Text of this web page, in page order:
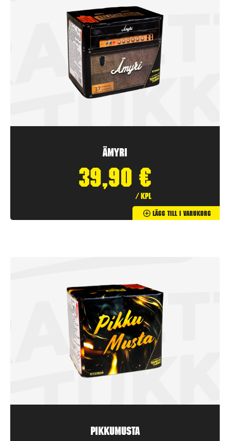
Ämyri
39,90 €
/ kpl
Lägg Till I Varukorg
Pikkumusta